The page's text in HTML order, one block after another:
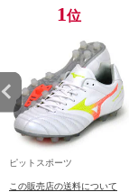
1位
ピットスポーツ
この販売店の送料について